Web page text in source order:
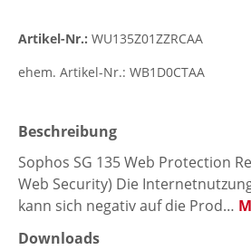
Artikel-Nr.: WU135Z01ZZRCAA
ehem. Artikel-Nr.: WB1D0CTAA
Beschreibung
Sophos SG 135 Web Protection
Web Security) Die
kann sich negativ auf die Prod…
Downloads